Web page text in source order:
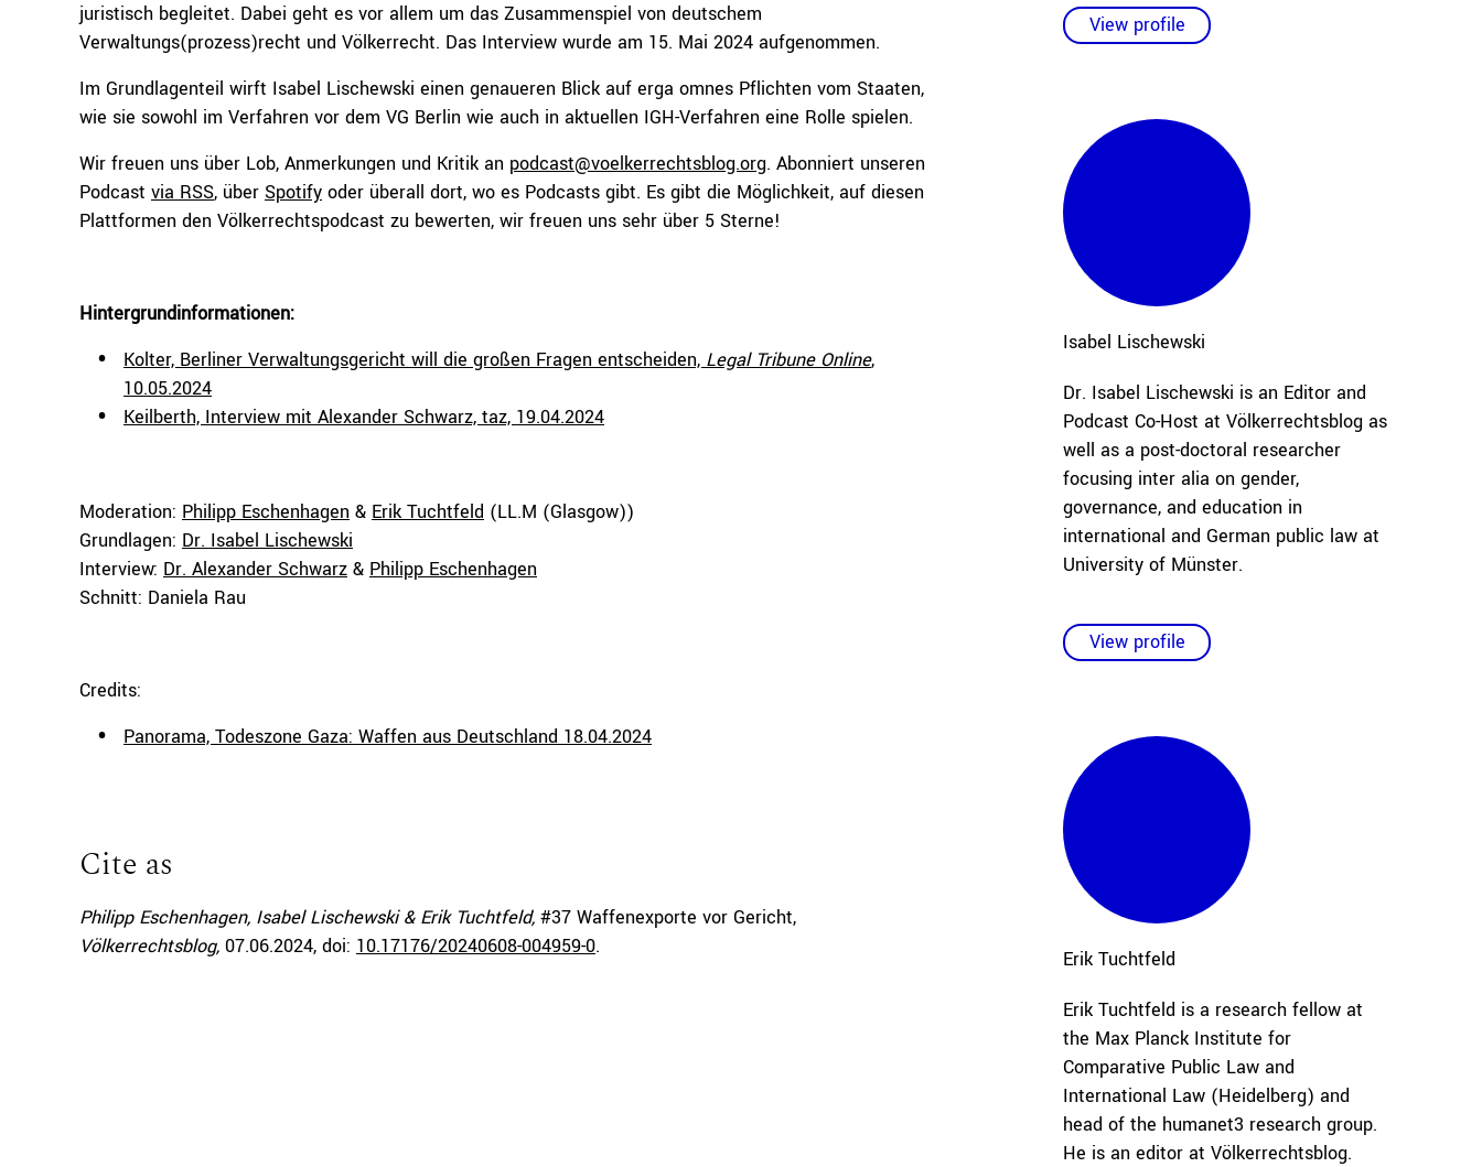
juristisch begleitet. Dabei geht es vor allem um das Zusammenspiel von deutschem
Verwaltungs(prozess)recht und Völkerrecht. Das Interview wurde am 15. Mai 2024 aufgenommen.
Im Grundlagenteil wirft Isabel Lischewski einen genaueren Blick auf erga omnes Pflichten vom Staaten,
wie sie sowohl im Verfahren vor dem VG Berlin wie auch in aktuellen IGH-Verfahren eine Rolle spielen.
Wir freuen uns über Lob, Anmerkungen und Kritik an podcast@voelkerrechtsblog.org. Abonniert unseren
Podcast via RSS, über Spotify oder überall dort, wo es Podcasts gibt. Es gibt die Möglichkeit, auf diesen
Plattformen den Völkerrechtspodcast zu bewerten, wir freuen uns sehr über 5 Sterne!
Hintergrundinformationen:
Kolter, Berliner Verwaltungsgericht will die großen Fragen entscheiden, Legal Tribune Online,
10.05.2024
Keilberth, Interview mit Alexander Schwarz, taz, 19.04.2024
Moderation: Philipp Eschenhagen & Erik Tuchtfeld (LL.M (Glasgow))
Grundlagen: Dr. Isabel Lischewski
Interview: Dr. Alexander Schwarz & Philipp Eschenhagen
Schnitt: Daniela Rau
Credits:
Panorama, Todeszone Gaza: Waffen aus Deutschland 18.04.2024
Cite as
Philipp Eschenhagen, Isabel Lischewski & Erik Tuchtfeld, #37 Waffenexporte vor Gericht,
Völkerrechtsblog, 07.06.2024, doi: 10.17176/20240608-004959-0.
View profile
Isabel Lischewski
Dr. Isabel Lischewski is an Editor and
Podcast Co-Host at Völkerrechtsblog as
well as a post-doctoral researcher
focusing inter alia on gender,
governance, and education in
international and German public law at
University of Münster.
View profile
Erik Tuchtfeld
Erik Tuchtfeld is a research fellow at
the Max Planck Institute for
Comparative Public Law and
International Law (Heidelberg) and
head of the humanet3 research group.
He is an editor at Völkerrechtsblog.